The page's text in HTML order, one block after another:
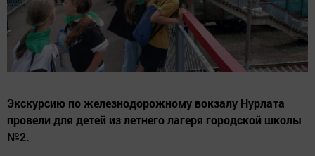
Экскурсию по железнодорожному вокзалу Нурлата
провели для детей из летнего лагеря городской школы
№2.